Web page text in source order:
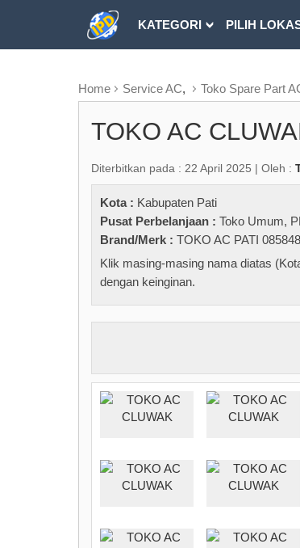
KATEGORI PILIH
Home
Service AC, Toko Spare Part
TOKO AC
Diterbitkan pada : 22 April 2025 | Oleh :
Kota : Kabupaten Pati
Pusat Perbelanjaan : Toko Umum,
Brand/Merk : TOKO AC PATI
Klik masing-masing nama diatas
dengan keinginan.